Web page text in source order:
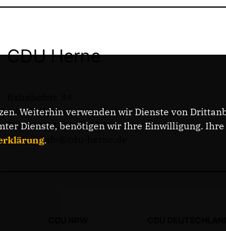
CDU Herne
44623 Herne
Telefon: 02323 2043737
E-Mail: info@cdu-herne.de
Weiterhin verwenden wir Dienste von
Dienste, benötigen wir Ihre Einwilligung.
.